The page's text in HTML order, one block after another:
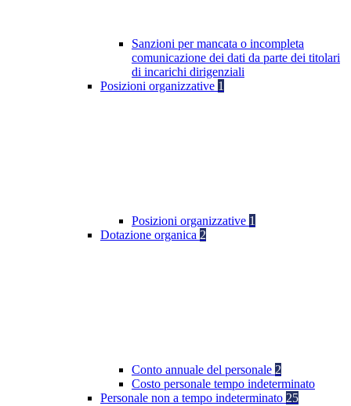
Sanzioni per mancata o incompleta
comunicazione dei dati da parte dei titolari
di incarichi dirigenziali
Posizioni organizzative 1
Posizioni organizzative 1
Dotazione organica 2
Conto annuale del personale 2
Costo personale tempo indeterminato
Personale non a tempo indeterminato 25